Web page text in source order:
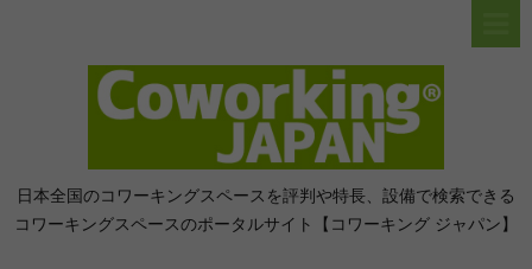
日本全国のコワーキングスペースを評判や特長、設備で検索できる
コワーキングスペースのポータルサイト【コワーキング ジャパン】